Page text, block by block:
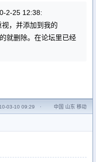
2-25 12:38:
，并添加到我的
就删除。在论坛里已经
03-10 09:29 · 中国 山东 移动